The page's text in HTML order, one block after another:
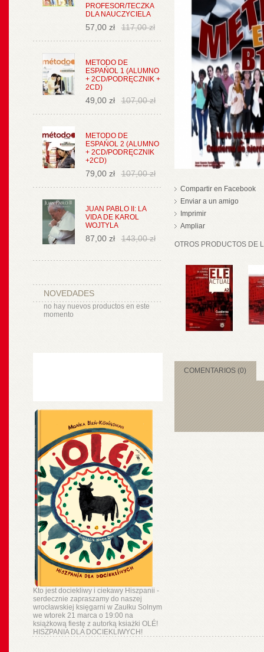
PROFESOR/TECZKA
DLA NAUCZYCIELA
57,00 zł 117,00 zł
METODO DE
ESPAŃOL 1 (ALUMNO
+ 2CD/PODRĘCZNIK +
2CD)
49,00 zł 107,00 zł
METODO DE
ESPAŃOL 2 (ALUMNO
+ 2CD/PODRĘCZNIK
+2CD)
79,00 zł 107,00 zł
JUAN PABLO II: LA
VIDA DE KAROL
WOJTYLA
87,00 zł 143,00 zł
NOVEDADES
no hay nuevos productos en este
momento
Kto jest dociekliwy i ciekawy Hiszpanii -
serdecznie zapraszamy do naszej
wrocławskiej księgarni w Zaułku Solnym
we wtorek 21 marca o 19:00 na
książkową fiestę z autorką ksiażki OLÉ!
HISZPANIA DLA DOCIEKLIWYCH!
Compartir en Facebook
Enviar a un amigo
Imprimir
Ampliar
OTROS PRODUCTOS DE
COMENTARIOS (0)